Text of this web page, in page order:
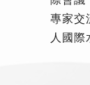
專家交
人國際